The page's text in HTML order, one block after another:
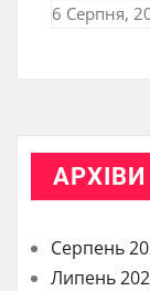
6 Серпня,
АРХІВИ
Серпень
Липень